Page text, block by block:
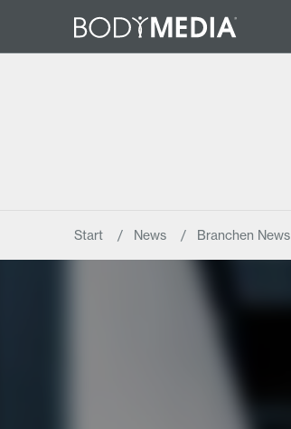
Start News Branchen News